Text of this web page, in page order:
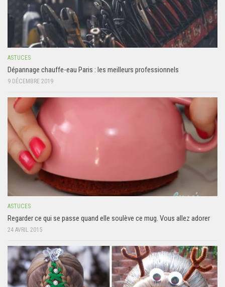
ASTUCES
Dépannage chauffe-eau Paris : les meilleurs professionnels
9 DÉCEMBRE 2019
ASTUCES
Regarder ce qui se passe quand elle soulève ce mug. Vous allez adorer
24 AVRIL 2015